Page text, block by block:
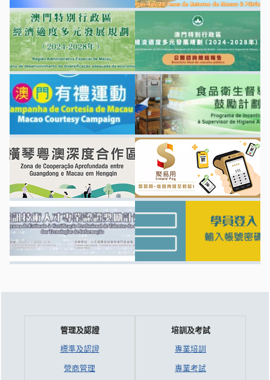
管理及認證
標準及認證
營商管理
培訓及考試
專業培訓
專業考試